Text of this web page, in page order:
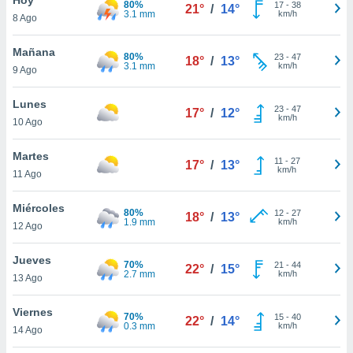
y
en
más
de
8 Ago
80%
3.1 mm
21° / 14° 17- 38
km/h
Mañana
9 Ago
80%
3.1 mm
18° / 13° 23- 47
km/h
Lunes
10 Ago
17° / 12° 23- 47
km/h
Martes
11 Ago
17° / 13° 11 - 27
km/h
Miércoles
12 Ago
80%
1.9 mm
18° / 13° 12- 27
km/h
Jueves
13 Ago
70%
2.7 mm
22° / 15° 21 - 44
km/h
Viernes
14 Ago
70%
0.3 mm
22° / 14° 15- 40
km/h